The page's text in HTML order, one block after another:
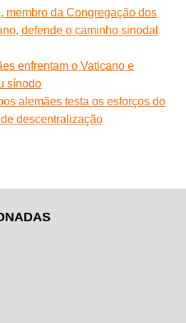
membro da Congregação dos
defende o caminho sinodal
enfrentam o Vaticano e
sínodo
alemães testa os esforços do
descentralização